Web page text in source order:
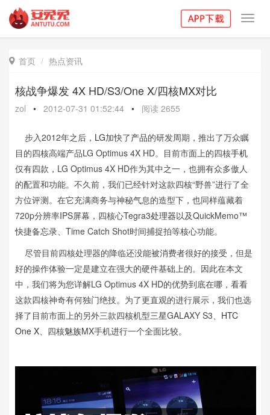
 首页 热点资讯
核战争爆发 4X HD/S3/One X/四核MX对比
zol • 2012-07-31 01:52:44 • 阅读 2655
步入2012年之后， LG加快了产品的研发周期，推出了万众瞩
目的四核高端产品LG Optimus 4X HD。目前市面上的四核手机
仅有四款，LG Optimus 4X HD作为其中之一，也拥有众多傲人
的配置和功能。不久前，我们已经针对这款四核“野兽”进行了全
方位评测。在它充满商务与神秘气息的造型下，也同样蕴藏着
720p分辨率IPS屏幕，四核心Tegra3处理器以及QuickMemo™
快捷备忘录、Time Catch Shot时间捕捉拍等核心功能。
尽管目前四核处理器的降临还没能被消费者很好的接受，但是
好的操作体验一定是建立在强大的硬件基础上的。因此在本文
中，我们将为您详解LG Optimus 4X HD的优势到底在哪，看看
这款四核神奇有何独门绝技。为了更直观的进行展示，我们也选
择了目前市面上的另外三款四核机型三星GALAXY S3、 HTC
One X、四核魅族MX手机进行一个全面比较。